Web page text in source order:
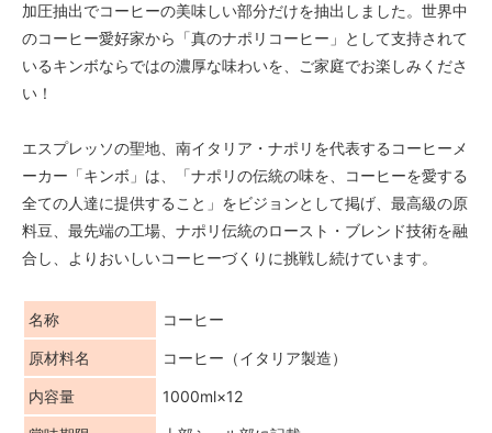
加圧抽出でコーヒーの美味しい部分だけを抽出しました。世界中
のコーヒー愛好家から「真のナポリコーヒー」として支持されて
いるキンボならではの濃厚な味わいを、ご家庭でお楽しみくださ
い！
エスプレッソの聖地、南イタリア・ナポリを代表するコーヒーメ
ーカー「キンボ」は、「ナポリの伝統の味を、コーヒーを愛する
全ての人達に提供すること」をビジョンとして掲げ、最高級の原
料豆、最先端の工場、ナポリ伝統のロースト・ブレンド技術を融
合し、よりおいしいコーヒーづくりに挑戦し続けています。
名称 コーヒー
原材料名 コーヒー（イタリア製造）
内容量 1000ml×12